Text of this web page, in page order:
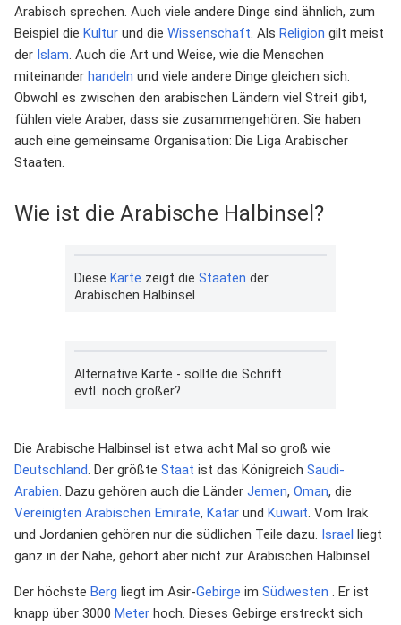
Arabisch sprechen. Auch viele andere Dinge sind ähnlich, zum
Beispiel die Kultur und die Wissenschaft. Als Religion gilt meist
der Islam. Auch die Art und Weise, wie die Menschen
miteinander handeln und viele andere Dinge gleichen sich.
Obwohl es zwischen den arabischen Ländern viel Streit gibt,
fühlen viele Araber, dass sie zusammengehören. Sie haben
auch eine gemeinsame Organisation: Die Liga Arabischer
Staaten.
Wie ist die Arabische Halbinsel?
Diese Karte zeigt die Staaten der
Arabischen Halbinsel
Alternative Karte - sollte die Schrift
evtl. noch größer?
Die Arabische Halbinsel ist etwa acht Mal so groß wie
Deutschland. Der größte Staat ist das Königreich Saudi-
Arabien. Dazu gehören auch die Länder Jemen, Oman, die
Vereinigten Arabischen Emirate, Katar und Kuwait. Vom Irak
und Jordanien gehören nur die südlichen Teile dazu. Israel liegt
ganz in der Nähe, gehört aber nicht zur Arabischen Halbinsel.
Der höchste Berg liegt im Asir-Gebirge im Südwesten . Er ist
knapp über 3000 Meter hoch. Dieses Gebirge erstreckt sich